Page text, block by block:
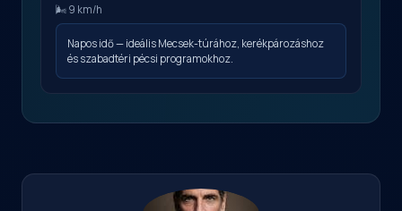
🌬️ 9 km/h
Napos idő — ideális Mecsek-túrához, kerékpározáshoz
és szabadtéri pécsi programokhoz.